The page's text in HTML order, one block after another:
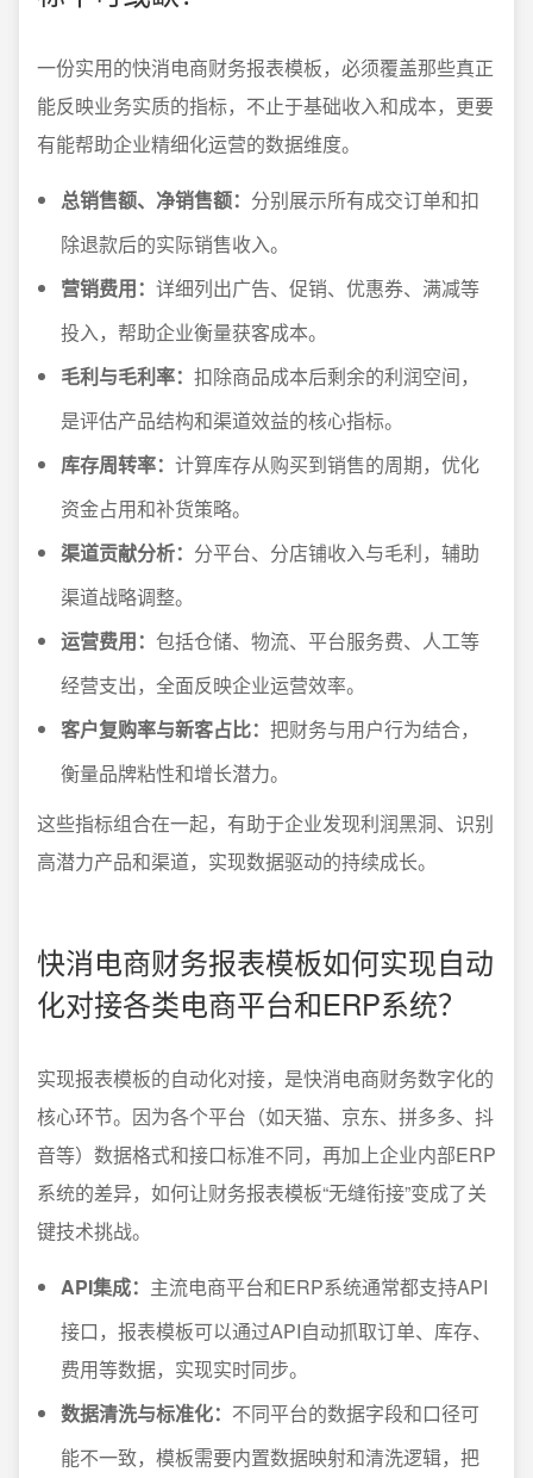
一份实用的快消电商财务报表模板，必须覆盖那些真正
能反映业务实质的指标，不止于基础收入和成本，更要
有能帮助企业精细化运营的数据维度。
总销售额、净销售额： 分别展示所有成交订单和扣
除退款后的实际销售收入。
营销费用： 详细列出广告、促销、优惠券、满减等
投入，帮助企业衡量获客成本。
毛利与毛利率： 扣除商品成本后剩余的利润空间，
是评估产品结构和渠道效益的核心指标。
库存周转率： 计算库存从购买到销售的周期，优化
资金占用和补货策略。
渠道贡献分析： 分平台、分店铺收入与毛利，辅助
渠道战略调整。
运营费用： 包括仓储、物流、平台服务费、人工等
经营支出，全面反映企业运营效率。
客户复购率与新客占比： 把财务与用户行为结合，
衡量品牌粘性和增长潜力。
这些指标组合在一起，有助于企业发现利润黑洞、识别
高潜力产品和渠道，实现数据驱动的持续成长。
快消电商财务报表模板如何实现自动
化对接各类电商平台和ERP系统？
实现报表模板的自动化对接，是快消电商财务数字化的
核心环节。因为各个平台（如天猫、京东、拼多多、抖
音等）数据格式和接口标准不同，再加上企业内部ERP
系统的差异，如何让财务报表模板“无缝衔接”变成了关
键技术挑战。
API集成： 主流电商平台和ERP系统通常都支持API
接口，报表模板可以通过API自动抓取订单、库存、
费用等数据，实现实时同步。
数据清洗与标准化： 不同平台的数据字段和口径可
能不一致，模板需要内置数据映射和清洗逻辑，把